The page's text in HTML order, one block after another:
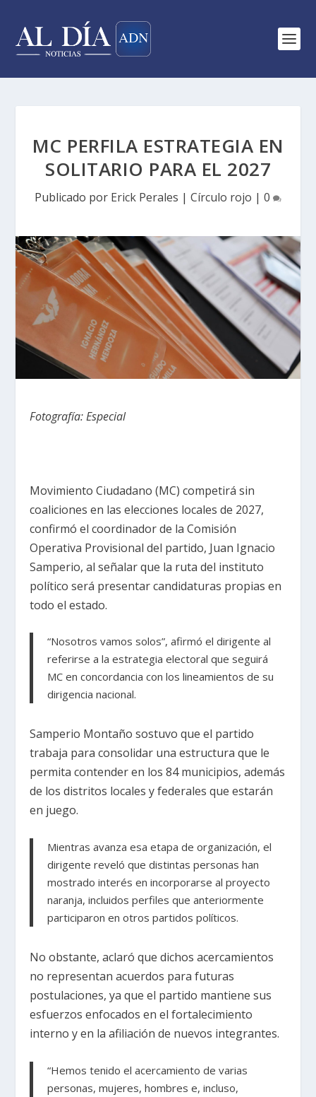
MC PERFILA ESTRATEGIA EN
SOLITARIO PARA EL 2027
Publicado por Erick Perales | Círculo rojo | 0
Fotografía: Especial
Movimiento Ciudadano (MC) competirá sin
coaliciones en las elecciones locales de 2027,
confirmó el coordinador de la Comisión
Operativa Provisional del partido, Juan Ignacio
Samperio, al señalar que la ruta del instituto
político será presentar candidaturas propias en
todo el estado.
“Nosotros vamos solos”, afirmó el dirigente al
referirse a la estrategia electoral que seguirá
MC en concordancia con los lineamientos de su
dirigencia nacional.
Samperio Montaño sostuvo que el partido
trabaja para consolidar una estructura que le
permita contender en los 84 municipios, además
de los distritos locales y federales que estarán
en juego.
Mientras avanza esa etapa de organización, el
dirigente reveló que distintas personas han
mostrado interés en incorporarse al proyecto
naranja, incluidos perfiles que anteriormente
participaron en otros partidos políticos.
No obstante, aclaró que dichos acercamientos
no representan acuerdos para futuras
postulaciones, ya que el partido mantiene sus
esfuerzos enfocados en el fortalecimiento
interno y en la afiliación de nuevos integrantes.
“Hemos tenido el acercamiento de varias
personas, mujeres, hombres e, incluso,